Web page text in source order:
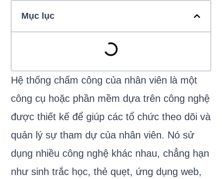
Mục lục
Hệ thống chấm công của nhân viên là một
công cụ hoặc phần mềm dựa trên công nghệ
được thiết kế để giúp các tổ chức theo dõi và
quản lý sự tham dự của nhân viên. Nó sử
dụng nhiều công nghệ khác nhau, chẳng hạn
như sinh trắc học, thẻ quẹt, ứng dụng web,